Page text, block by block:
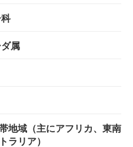
属
地域（主にアフリカ、東南
ラリア）